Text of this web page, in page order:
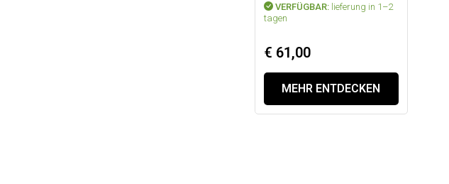
VERFÜGBAR: lieferung in 1–2
tagen
€ 61,00
MEHR ENTDECKEN